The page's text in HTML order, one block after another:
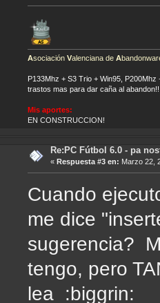
AsociaciónValenciana deA
P133Mhz + S3 Trio + Win95, P200Mhz
trastos mas para dar caña al abandon!!
Mis aportes:
EN CONSTRUCCION!
Re:PC Fútbol 6.0 - pa
« Respuesta #3 en: Marzo 22,
Cuando
me dice
sugerencia?
tengo, pero
lea :biggrin: